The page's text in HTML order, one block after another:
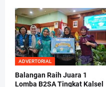
ADVERTORIAL
Balangan Raih Juara 1
Lomba B2SA Tingkat Kalsel